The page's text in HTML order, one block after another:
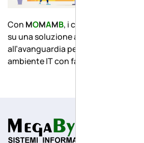
Con MOMAMB, i clienti di
su una soluzione affidabile,
all’avanguardia per gestire e
ambiente IT con facilità ed efficacia.